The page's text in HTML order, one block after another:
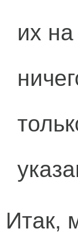
их
Итак,